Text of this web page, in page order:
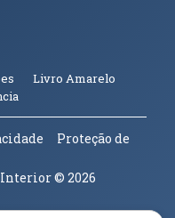
Livro Amarelo
(abre em nova janela)
Proteção de
Interior© 2026